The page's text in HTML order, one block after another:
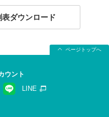
ダウンロード
ページトップへ
ウント
LINE